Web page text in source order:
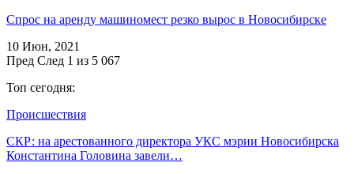
Спрос на аренду машиномест резко вырос в Новосибирске
10 Июн, 2021
Пред След 1 из 5 067
Топ сегодня:
Происшествия
СКР: на арестованного директора УКС мэрии Новосибирска
Константина Головина завели…